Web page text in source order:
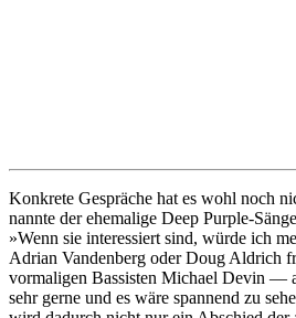
Konkrete Gespräche hat es wohl noch
nannte der ehemalige Deep Purple-
»Wenn sie interessiert sind, würde ich
Adrian Vandenberg oder Doug Aldrich
vormaligen Bassisten Michael Devin —
sehr gerne und es wäre spannend zu